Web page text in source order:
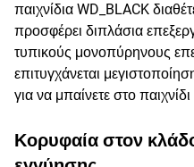
παιχνίδια WD_BLACK
προσφέρει διπλάσια
τυπικούς μονοπύρηνους
επιτυγχάνεται
για να μπαίνετε στο
Κορυφαία στον